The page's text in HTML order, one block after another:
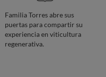
Familia Torres abre sus
puertas para compartir su
experiencia en viticultura
regenerativa.